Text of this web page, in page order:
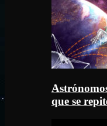
que se